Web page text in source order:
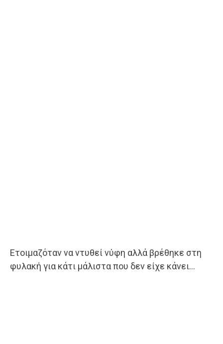
Ετοιμαζόταν να ντυθεί νύφη αλλά βρέθηκε στη
φυλακή για κάτι μάλιστα που δεν είχε κάνει…